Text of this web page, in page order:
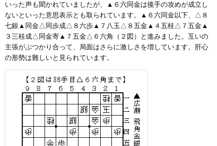
いった声も聞かれていましたが、▲６六同金は後手の攻めが成立し
ないといった意思表示とも取られています。▲６六同金以下、△８
七銀▲同金△同歩成△８六歩▲７八玉△８五金▲４五桂△７五金▲
３三桂成△同金寄▲７五金△６六角（２図）と進みました。互いの
主張がぶつかり合って、局面はさらに激しさを増しています。肝心
の形勢は難しいと見られています。